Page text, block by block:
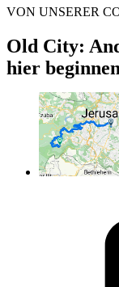
VON UNSERER
Old City:
hier